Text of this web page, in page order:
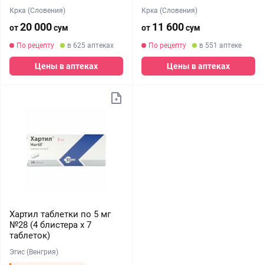
Крка (Словения)
от20 000сум
По рецепту в 625 аптеках
Цены в аптеках
Крка (Словения)
от 11 600сум
По рецепту в 551 аптеке
Цены в аптеках
Хартил таблетки по 5 мг
№28 (4 блистера х 7
таблеток)
Эгис (Венгрия)